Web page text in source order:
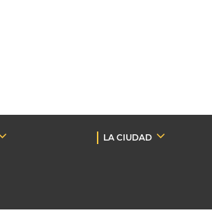
LA CIUDAD